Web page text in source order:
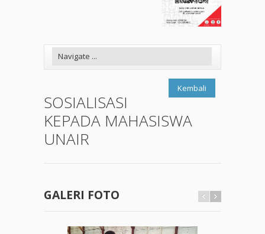
Kembali
SOSIALISASI
KEPADA MAHASISWA
UNAIR
GALERI FOTO